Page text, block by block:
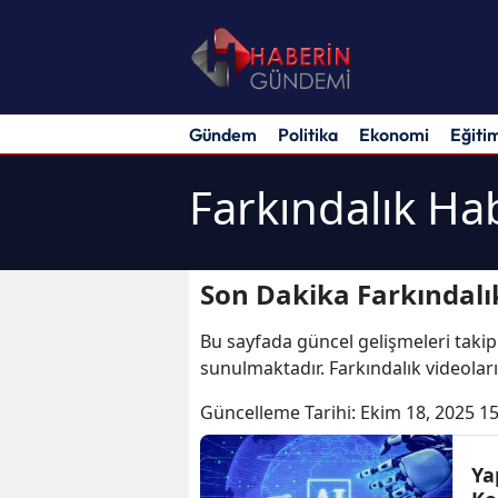
Gündem Politika Ekonomi
Farkındalık
Son Dakika
Bu sayfada güncel gelişmeleri
sunulmaktadır. Farkındalık
Güncelleme Tarihi: Ekim 18, 2025